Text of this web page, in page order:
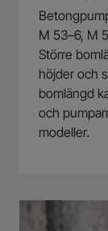
M 53–6, M
Större
höjder och
bomlängd
och
modeller.